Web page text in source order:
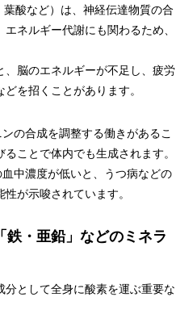
酸など）は、神経伝達物質の合
ネルギー代謝にも関わるため、
、脳のエネルギーが不足し、疲労
を招くことがあります。
の合成を調整する働きがあるこ
ことで体内でも生成されます。
中濃度が低いと、うつ病などの
が示唆されています。
鉄・亜鉛」などのミネラ
として全身に酸素を運ぶ重要な